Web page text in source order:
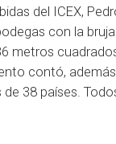
del ICEX,
con la
metros
contó,
38 países.